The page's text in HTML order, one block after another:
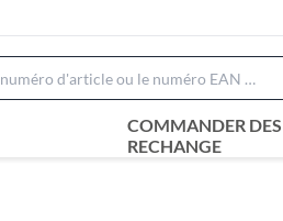
COMMANDER DES
RECHANGE